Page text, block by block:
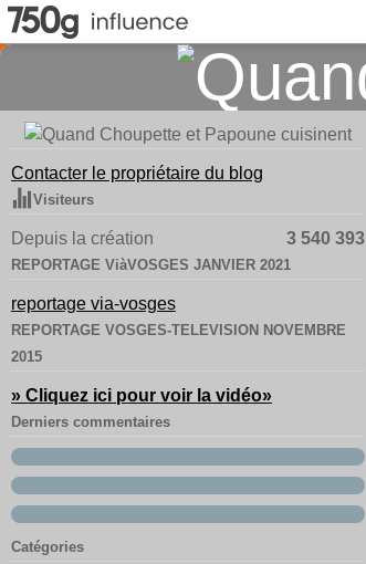
Contacter le propriétaire du blog
Visiteurs
Depuis la création 3 540 393
REPORTAGE ViàVOSGES JANVIER 2021
reportage via-vosges
REPORTAGE VOSGES-TELEVISION NOVEMBRE
2015
» Cliquez ici pour voir la vidéo»
Derniers commentaires
Catégories